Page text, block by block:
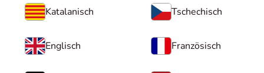
Katalanisch Tschechisch
Englisch Französisch